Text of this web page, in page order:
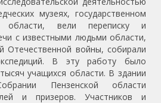
музеях, государственном
области, вели переписку и
с известными людьми области,
Отечественной войны, собирали
В эту работу было
учащихся области. В здании
Пензенской области
и призеров. Участников и